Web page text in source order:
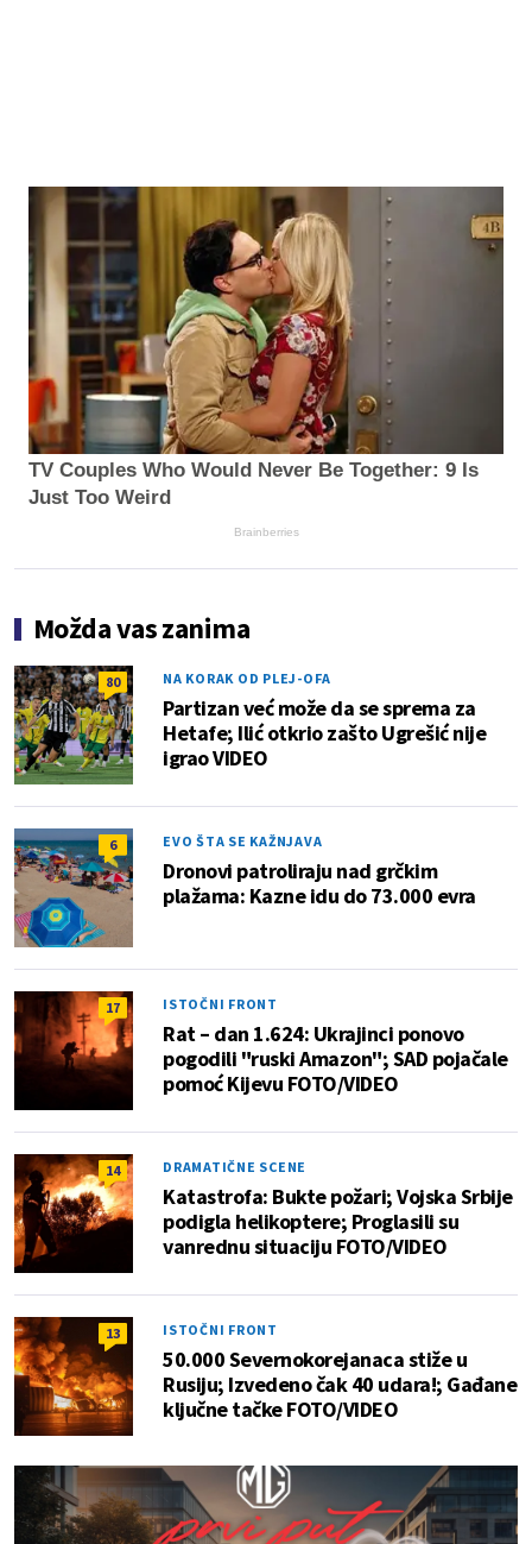
TV Couples Who Would Never Be Together: 9 Is
Just Too Weird
Brainberries
Možda vas zanima
80 NA KORAK OD PLEJ-OFA
Partizan već može da se sprema za
Hetafe; Ilić otkrio zašto Ugrešić nije
igrao VIDEO
6 EVO ŠTA SE KAŽNJAVA
Dronovi patroliraju nad grčkim
plažama: Kazne idu do 73.000 evra
17 ISTOČNI FRONT
Rat – dan 1.624: Ukrajinci ponovo
pogodili "ruski Amazon"; SAD pojačale
pomoć Kijevu FOTO/VIDEO
14 DRAMATIČNE SCENE
Katastrofa: Bukte požari; Vojska Srbije
podigla helikoptere; Proglasili su
vanrednu situaciju FOTO/VIDEO
13 ISTOČNI FRONT
50.000 Severnokorejanaca stiže u
Rusiju; Izvedeno čak 40 udara!; Gađane
ključne tačke FOTO/VIDEO